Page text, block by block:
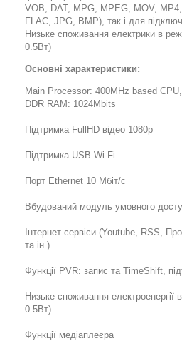
VOB, DAT, MPG, MPEG, MOV,
FLAC, JPG, BMP), так і для
Низьке споживання електрики в
0.5Вт)
Основні характеристики:
Main Processor: 400MHz based
DDR RAM: 1024Mbits
Підтримка FullHD відео 1080p
Підтримка USB Wi-Fi
Порт Ethernet 10 Мбіт/с
Вбудований модуль умовного
Інтернет сервіси (Youtube, RSS,
та ін.)
Функції PVR: запис та TimeShift,
Низьке споживання
0.5Вт)
Функції медіаплеєра